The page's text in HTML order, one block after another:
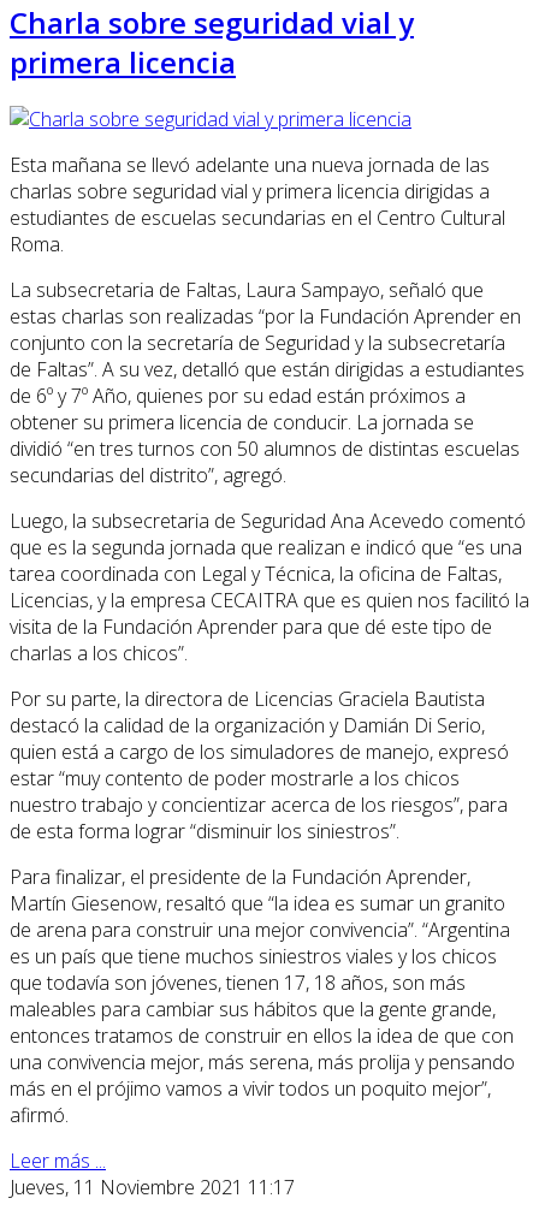
Charla sobre seguridad vial y
primera licencia
Esta mañana se llevó adelante una nueva jornada de las
charlas sobre seguridad vial y primera licencia dirigidas a
estudiantes de escuelas secundarias en el Centro Cultural
Roma.
La subsecretaria de Faltas, Laura Sampayo, señaló que
estas charlas son realizadas “por la Fundación Aprender en
conjunto con la secretaría de Seguridad y la subsecretaría
de Faltas”. A su vez, detalló que están dirigidas a estudiantes
de 6º y 7º Año, quienes por su edad están próximos a
obtener su primera licencia de conducir. La jornada se
dividió “en tres turnos con 50 alumnos de distintas escuelas
secundarias del distrito”, agregó.
Luego, la subsecretaria de Seguridad Ana Acevedo comentó
que es la segunda jornada que realizan e indicó que “es una
tarea coordinada con Legal y Técnica, la oficina de Faltas,
Licencias, y la empresa CECAITRA que es quien nos facilitó la
visita de la Fundación Aprender para que dé este tipo de
charlas a los chicos”.
Por su parte, la directora de Licencias Graciela Bautista
destacó la calidad de la organización y Damián Di Serio,
quien está a cargo de los simuladores de manejo, expresó
estar “muy contento de poder mostrarle a los chicos
nuestro trabajo y concientizar acerca de los riesgos”, para
de esta forma lograr “disminuir los siniestros”.
Para finalizar, el presidente de la Fundación Aprender,
Martín Giesenow, resaltó que “la idea es sumar un granito
de arena para construir una mejor convivencia”. “Argentina
es un país que tiene muchos siniestros viales y los chicos
que todavía son jóvenes, tienen 17, 18 años, son más
maleables para cambiar sus hábitos que la gente grande,
entonces tratamos de construir en ellos la idea de que con
una convivencia mejor, más serena, más prolija y pensando
más en el prójimo vamos a vivir todos un poquito mejor”,
afirmó.
Leer más ...
Jueves, 11 Noviembre 2021 11:17